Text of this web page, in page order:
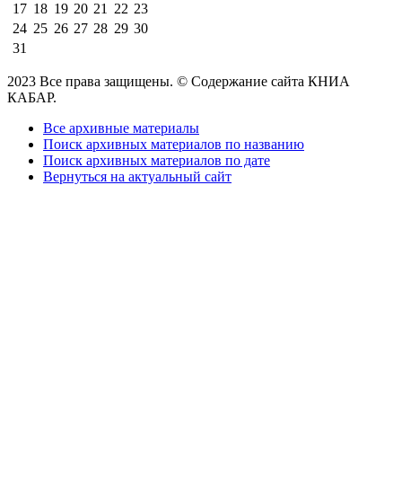
17 18 19 20 21 22 23
24 25 26 27 28 29 30
31
2023 Все права защищены. © Содержание сайта КНИА
КАБАР.
Все архивные материалы
Поиск архивных материалов по названию
Поиск архивных материалов по дате
Вернуться на актуальный сайт